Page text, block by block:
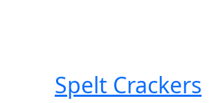
Spelt Crackers